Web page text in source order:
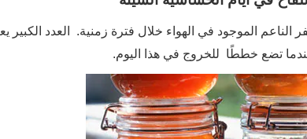
الناعم الموجود في الهواء خلال فترة زمنية. العدد الكبير
تضع خططًا للخروج في هذا اليوم.